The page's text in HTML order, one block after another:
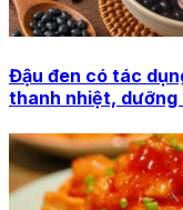
Đậu đen có tác
thanh nhiệt,